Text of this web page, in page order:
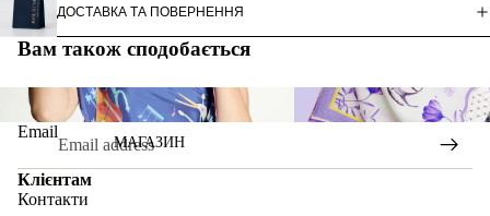
МАГАЗИН
ДОСТАВКА ТА ПОВЕРНЕННЯ
Вам також сподобається
ARTNATION
COLLABORATIONS
Email
Клієнтам
Контакти